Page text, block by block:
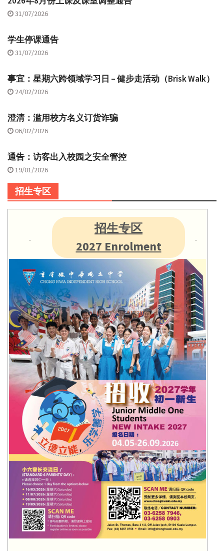
31/07/2026
学生停课通告
31/07/2026
事宜：星期六跨领域学习日 – 健步走活动（Brisk Walk）
24/02/2026
澄清：滥用校方名义订货诈骗
06/02/2026
通告：访客出入校园之安全管控
19/01/2026
招生专区
招生专区
2027 Enrolment